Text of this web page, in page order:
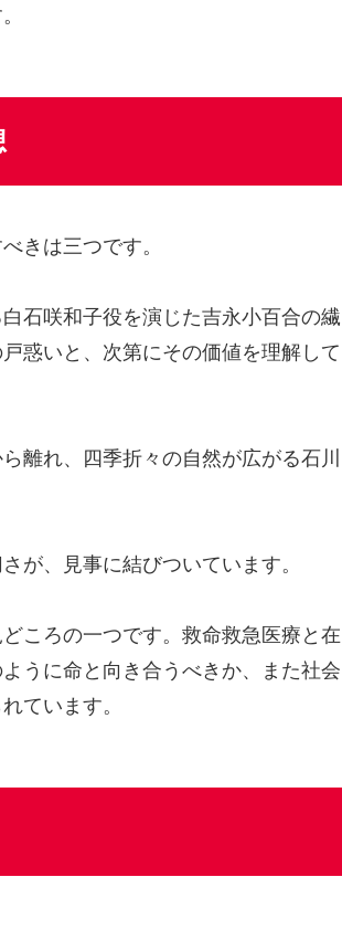
きは三つです。
石咲和子役を演じた吉永小百合の繊
惑いと、次第にその価値を理解して
離れ、四季折々の自然が広がる石川
が、見事に結びついています。
ころの一つです。救命救急医療と在
うに命と向き合うべきか、また社会
ています。